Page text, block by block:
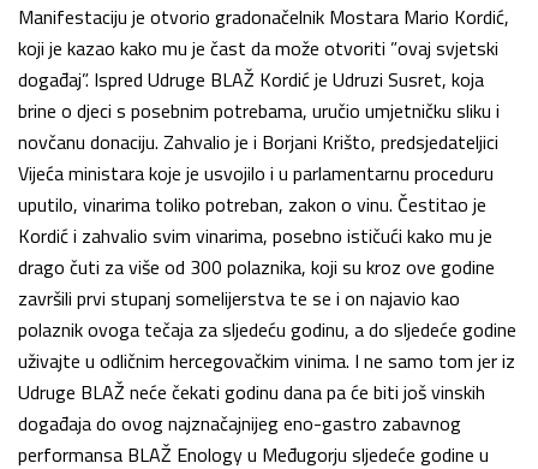
Manifestaciju je otvorio gradonačelnik Mostara Mario Kordić,
koji je kazao kako mu je čast da može otvoriti ”ovaj svjetski
događaj”. Ispred Udruge BLAŽ Kordić je Udruzi Susret, koja
brine o djeci s posebnim potrebama, uručio umjetničku sliku i
novčanu donaciju. Zahvalio je i Borjani Krišto, predsjedateljici
Vijeća ministara koje je usvojilo i u parlamentarnu proceduru
uputilo, vinarima toliko potreban, zakon o vinu. Čestitao je
Kordić i zahvalio svim vinarima, posebno ističući kako mu je
drago čuti za više od 300 polaznika, koji su kroz ove godine
završili prvi stupanj somelijerstva te se i on najavio kao
polaznik ovoga tečaja za sljedeću godinu, a do sljedeće godine
uživajte u odličnim hercegovačkim vinima. I ne samo tom jer iz
Udruge BLAŽ neće čekati godinu dana pa će biti još vinskih
događaja do ovog najznačajnijeg eno-gastro zabavnog
performansa BLAŽ Enology u Međugorju sljedeće godine u